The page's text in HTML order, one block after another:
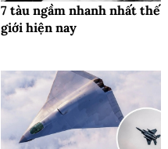
7 tàu ngầm nhanh nhất thế
giới hiện nay